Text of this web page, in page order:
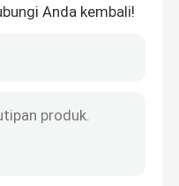
Anda kembali!